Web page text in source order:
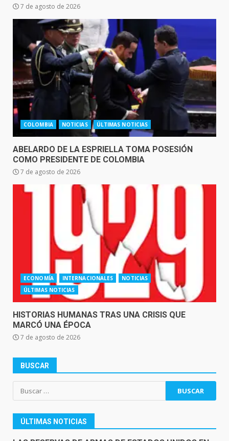
7 de agosto de 2026
COLOMBIA NOTICIAS ÚLTIMAS NOTICIAS
ABELARDO DE LA ESPRIELLA TOMA POSESIÓN
COMO PRESIDENTE DE COLOMBIA
7 de agosto de 2026
ECONOMÍA INTERNACIONALES
NOTICIAS
ÚLTIMAS NOTICIAS
HISTORIAS HUMANAS TRAS UNA CRISIS QUE
MARCÓ UNA ÉPOCA
7 de agosto de 2026
BUSCAR
Buscar:
ÚLTIMAS NOTICIAS